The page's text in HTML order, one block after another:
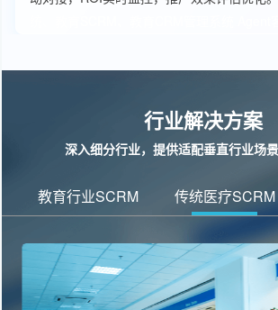
行业解决方案
深入细分行业，提供适配垂直行业场
教育行业SCRM 传统医疗SCRM